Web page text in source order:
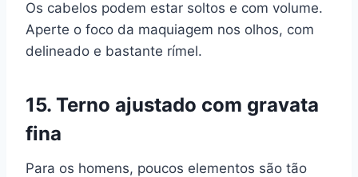
Os cabelos podem estar soltos e com volume.
Aperte o foco da maquiagem nos olhos, com
delineado e bastante rímel.
15. Terno ajustado com gravata
fina
Para os homens, poucos elementos são tão